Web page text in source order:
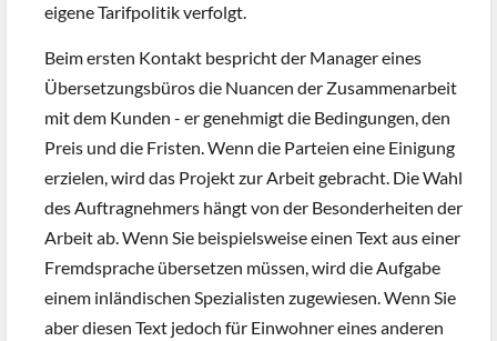
eigene Tarifpolitik verfolgt.
Beim ersten Kontakt bespricht der Manager eines
Übersetzungsbüros die Nuancen der Zusammenarbeit
mit dem Kunden - er genehmigt die Bedingungen, den
Preis und die Fristen. Wenn die Parteien eine Einigung
erzielen, wird das Projekt zur Arbeit gebracht. Die Wahl
des Auftragnehmers hängt von der Besonderheiten der
Arbeit ab. Wenn Sie beispielsweise einen Text aus einer
Fremdsprache übersetzen müssen, wird die Aufgabe
einem inländischen Spezialisten zugewiesen. Wenn Sie
aber diesen Text jedoch für Einwohner eines anderen